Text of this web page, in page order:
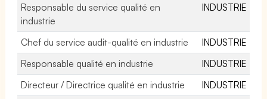
Responsable du service qualité en
industrie
INDUSTRIE
Chef du service audit-qualité en industrie
INDUSTRIE
Responsable qualité en industrie
INDUSTRIE
Directeur / Directrice qualité en industrie
INDUSTRIE